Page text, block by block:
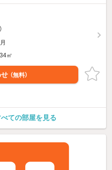
㎡
（無料）
ての部屋を見る